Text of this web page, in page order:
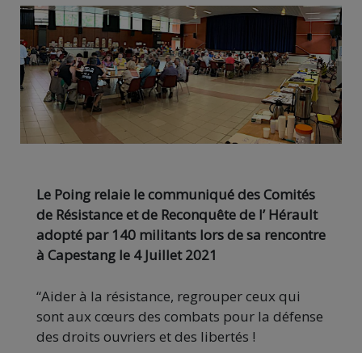
Le Poing relaie le communiqué des Comités
de Résistance et de Reconquête de l’ Hérault
adopté par 140 militants lors de sa rencontre
à Capestang le 4 Juillet 2021
“Aider à la résistance, regrouper ceux qui
sont aux cœurs des combats pour la défense
des droits ouvriers et des libertés !